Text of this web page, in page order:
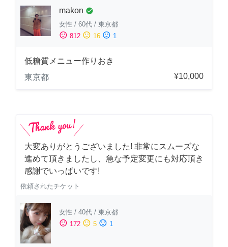
makon check_circle
女性 / 60代 / 東京都
sentiment_satisfied 812 sentiment_neutral 16 sentiment_dissatisfied 1
低糖質メニュー作りおき
東京都
¥10,000
大変ありがとうございました! 非常にスムーズな
進めて頂きましたし、急な予定変更にも対応頂き
感謝でいっぱいです!
依頼されたチケット
女性 / 40代 / 東京都
sentiment_satisfied 172 sentiment_neutral 5 sentiment_dissatisfied 1